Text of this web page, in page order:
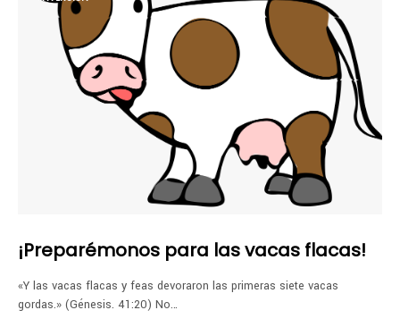
¡Preparémonos para las vacas flacas!
«Y las vacas flacas y feas devoraron las primeras siete vacas
gordas.» (Génesis. 41:20) No…